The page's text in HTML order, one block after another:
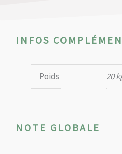
INFOS
Poids 20
NOTE GLOBALE